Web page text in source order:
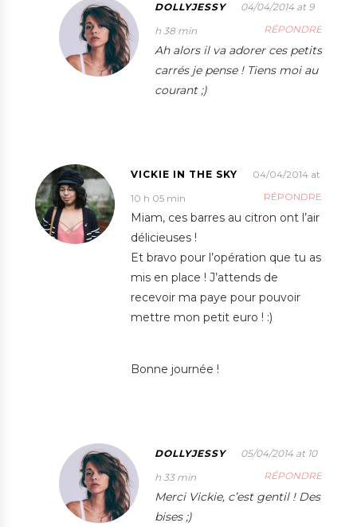
DOLLYJESSY
04/04/2014 at 9
h 38 min
RÉPONDRE
Ah alors il va adorer ces petits
carrés je pense ! Tiens moi au
courant ;)
VICKIE IN THE SKY
04/04/2014 at
10 h 05 min
RÉPONDRE
Miam, ces barres au citron ont l’air
délicieuses !
Et bravo pour l’opération que tu as
mis en place ! J’attends de
recevoir ma paye pour pouvoir
mettre mon petit euro ! :)
Bonne journée !
DOLLYJESSY
05/04/2014 at 10
h 33 min
RÉPONDRE
Merci Vickie, c’est gentil ! Des
bises ;)